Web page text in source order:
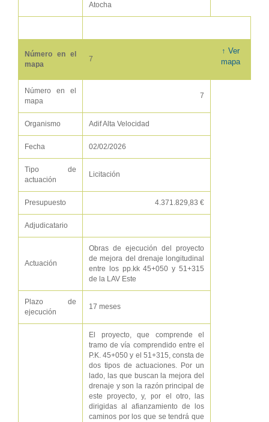
Atocha
Número en el
mapa
7
↑ Ver
mapa
Número en el
mapa
7
Organismo Adif Alta Velocidad
Fecha 02/02/2026
Tipo de
actuación
Licitación
Presupuesto 4.371.829,83 €
Adjudicatario
Actuación
Obras de ejecución del proyecto
de mejora del drenaje longitudinal
entre los pp.kk 45+050 y 51+315
de la LAV Este
Plazo de
ejecución
17 meses
El proyecto, que comprende el
tramo de vía comprendido entre el
P.K. 45+050 y el 51+315, consta de
dos tipos de actuaciones. Por un
lado, las que buscan la mejora del
drenaje y son la razón principal de
este proyecto, y, por el otro, las
dirigidas al afianzamiento de los
caminos por los que se tendrá que